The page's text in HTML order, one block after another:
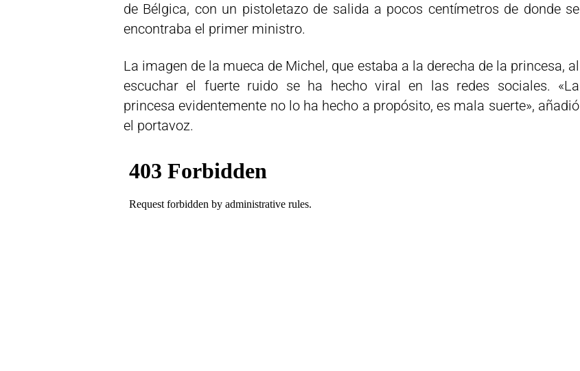
de Bélgica, con un pistoletazo de salida a pocos centímetros de donde se
encontraba el primer ministro.
La imagen de la mueca de Michel, que estaba a la derecha de la princesa, al
escuchar el fuerte ruido se ha hecho viral en las redes sociales. «La
princesa evidentemente no lo ha hecho a propósito, es mala suerte», añadió
el portavoz.